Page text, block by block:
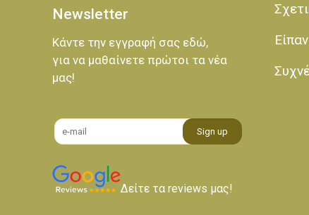
Newsletter
Κάντε την εγγραφή σας εδώ,
για να μαθαίνετε πρώτοι τα νέα
μας!
Δείτε τα reviews μας!